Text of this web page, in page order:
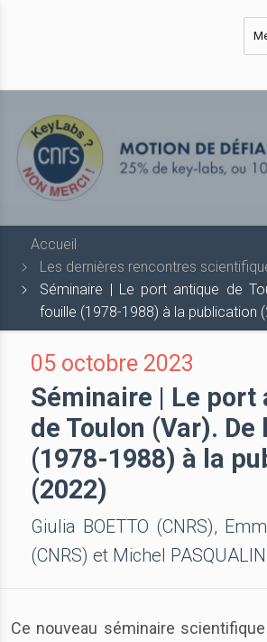
Accueil
Les dernières rencontres
Séminaire | Le port antique de
fouille (1978-1988) à la publication
05 octobre 2023
Séminaire | Le port
de Toulon (Var).
(1978-1988) à la
(2022)
Giulia BOETTO (CNRS),
(CNRS) et Michel
Ce nouveau séminaire